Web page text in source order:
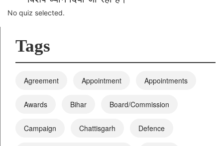
No quiz selected.
Tags
Agreement Appointment Appointments
Awards Bihar Board/Commission
Campaign Chattisgarh Defence